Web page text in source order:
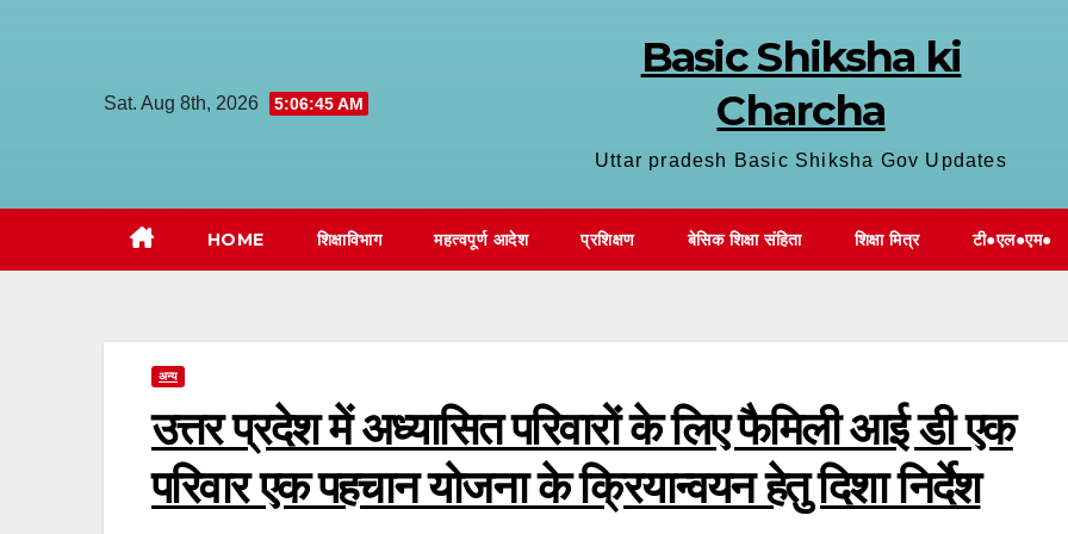
Sat. Aug 8th, 2026 5:06:46 AM
Basic Shiksha ki
Charcha
Uttar pradesh Basic Shiksha Gov Updates
HOME शिक्षाविभाग महत्वपूर्ण आदेश प्रशिक्षण बेसिक शिक्षा संहिता शिक्षा मित्र टी●एल●एम●
अन्य
उत्तर प्रदेश में अध्यासित परिवारों के लिए फैमिली आई डी एक
परिवार एक पहचान योजना के क्रियान्वयन हेतु दिशा निर्देश